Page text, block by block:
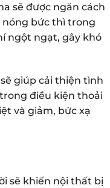
sẽ được ngăn cách
bức thì trong
ngột ngạt, gây khó
giúp cải thiện tình
điều kiện thoải
và giảm, bức xạ
sẽ khiến nội thất bị